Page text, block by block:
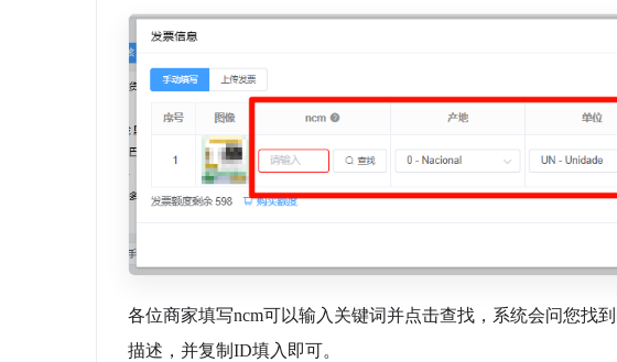
各位商家填写ncm可以输入关键词并点击查找，系统会问您找
描述，并复制ID填入即可。